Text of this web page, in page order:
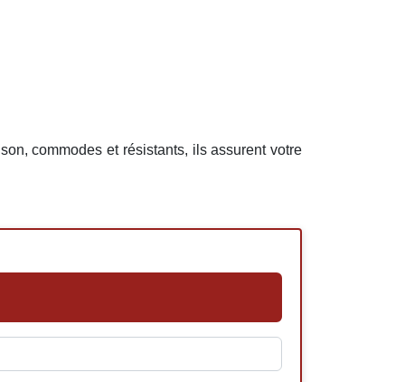
commodes et résistants, ils assurent votre